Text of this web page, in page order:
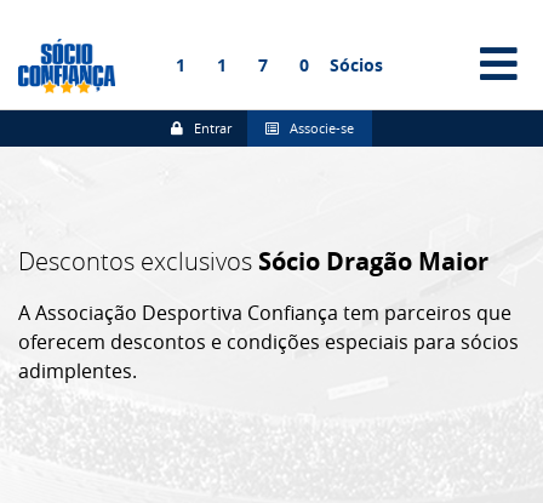
Entrar Associe-se
1 1 7 0 Sócios
Descontos exclusivos Sócio Dragão Maior
A Associação Desportiva Confiança tem parceiros que
oferecem descontos e condições especiais para sócios
adimplentes.